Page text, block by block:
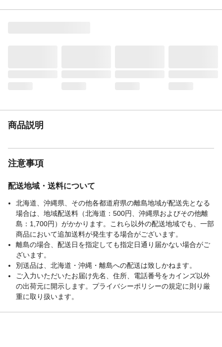
商品説明
注意事項
配送地域・送料について
北海道、沖縄県、その他各都道府県の離島地域が配送先となる
場合は、地域配送料（北海道：500円、沖縄県およびその他離
島：1,700円）がかかります。これら以外の配送地域でも、一部
商品において追加送料が発生する場合がございます。
離島の場合、配送日を指定しても指定日通り届かない場合がご
ざいます。
別送品は、北海道・沖縄・離島への配送は致しかねます。
ご入力いただいたお届け先名、住所、電話番号をカインズ以外
の出荷元に開示します。プライバシーポリシーの規定に則り厳
重に取り扱います。